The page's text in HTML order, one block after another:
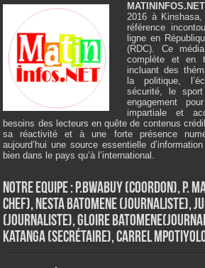
MATININFOS.NET
2016 à
référence
ligne en
(RDC). Ce
complète et en
incluant des
la politique,
sécurité, le
engagement
impartiale et
besoins des lecteurs en quête de contenus
sa réactivité et à une forte présence
aujourd’hui une source essentielle
bien dans le pays qu’à l’international.
Notre Equipe : P.Bwabuy (Coordon), P.
Chef), Nesta Batomene (Journaliste),
(Journaliste), Gloire
Katanga (Secrétaire), Carrel